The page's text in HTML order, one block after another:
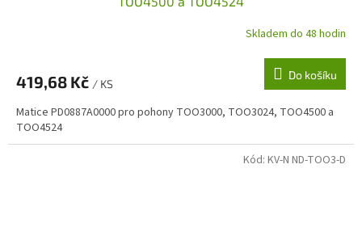
Skladem do 48 hodin
419,68 Kč / KS
Do košíku
Matice PD0887A0000 pro pohony TOO3000, TOO3024, TOO4500 a
TOO4524
Kód: KV-N ND-TOO3-D